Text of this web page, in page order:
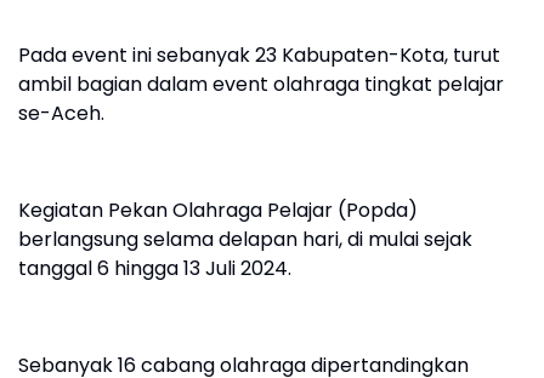
Pada event ini sebanyak 23 Kabupaten-Kota, turut
ambil bagian dalam event olahraga tingkat pelajar
se-Aceh.
Kegiatan Pekan Olahraga Pelajar (Popda)
berlangsung selama delapan hari, di mulai sejak
tanggal 6 hingga 13 Juli 2024.
Sebanyak 16 cabang olahraga dipertandingkan